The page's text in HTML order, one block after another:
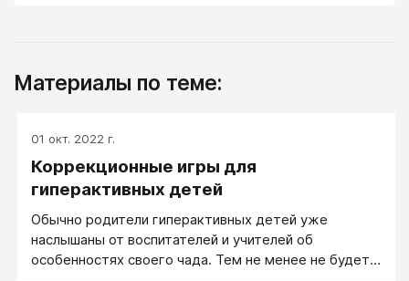
Материалы по теме:
01 окт. 2022 г.
Коррекционные игры для
гиперактивных детей
Обычно родители гиперактивных детей уже
наслышаны от воспитателей и учителей об
особенностях своего чада. Тем не менее не будет